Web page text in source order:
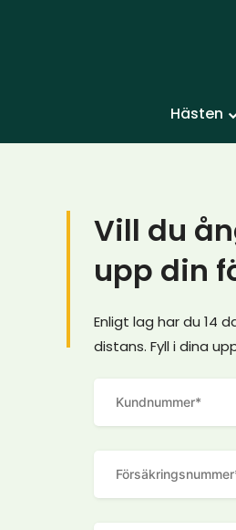
Hästen
Vill du
upp din
Enligt lag har du 14
distans. Fyll i dina